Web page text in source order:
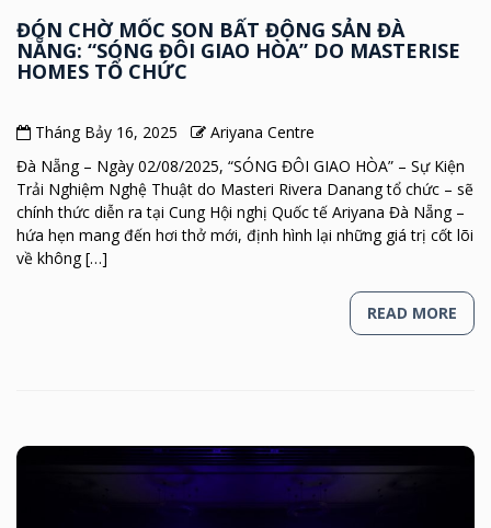
ĐÓN CHỜ MỐC SON BẤT ĐỘNG SẢN ĐÀ
NẴNG: “SÓNG ĐÔI GIAO HÒA” DO MASTERISE
HOMES TỔ CHỨC
Tháng Bảy 16, 2025
Ariyana Centre
Đà Nẵng – Ngày 02/08/2025, “SÓNG ĐÔI GIAO HÒA” – Sự Kiện
Trải Nghiệm Nghệ Thuật do Masteri Rivera Danang tổ chức – sẽ
chính thức diễn ra tại Cung Hội nghị Quốc tế Ariyana Đà Nẵng –
hứa hẹn mang đến hơi thở mới, định hình lại những giá trị cốt lõi
về không […]
READ MORE